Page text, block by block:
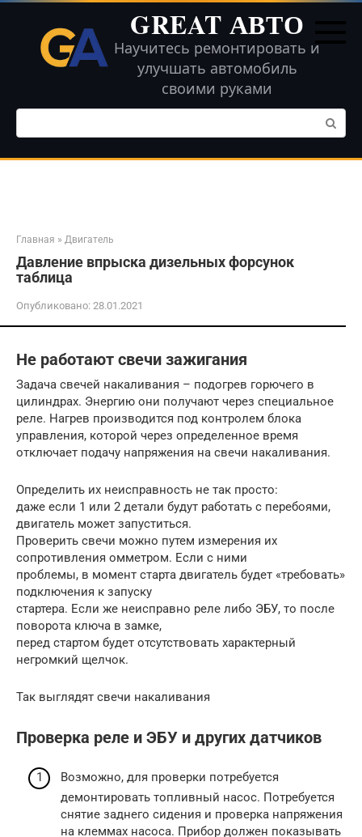
Перейти
контенту
GREAT АВТО
Научитесь ремонтировать и
улучшать автомобиль
своими руками
Поиск:
Главная » Двигатель
Давление впрыска дизельных форсунок
таблица
Опубликовано: 28.01.2021
Не работают свечи зажигания
Задача свечей накаливания – подогрев горючего в
цилиндрах. Энергию они получают через специальное
реле. Нагрев производится под контролем блока
управления, которой через определенное время
отключает подачу напряжения на свечи накаливания.
Определить их неисправность не так просто:
даже если 1 или 2 детали будут работать с перебоями,
двигатель может запуститься.
Проверить свечи можно путем измерения их
сопротивления омметром. Если с ними
проблемы, в момент старта двигатель будет «требовать»
подключения к запуску
стартера. Если же неисправно реле либо ЭБУ, то после
поворота ключа в замке,
перед стартом будет отсутствовать характерный
негромкий щелчок.
Так выглядят свечи накаливания
Проверка реле и ЭБУ и других датчиков
Возможно, для проверки потребуется
демонтировать топливный насос. Потребуется
снятие заднего сидения и проверка напряжения
на клеммах насоса. Прибор должен показывать